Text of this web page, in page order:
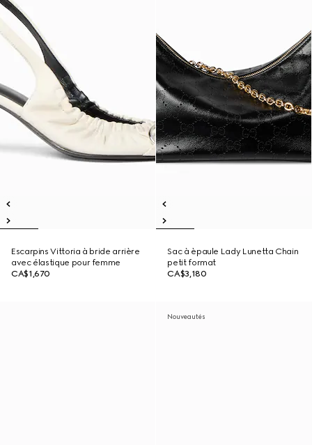
Escarpins Vittoria à bride arrière
avec élastique pour femme
CA$1,670
Sac à èpaule Lady Lunetta Chain
petit format
CA$3,180
Nouveautés